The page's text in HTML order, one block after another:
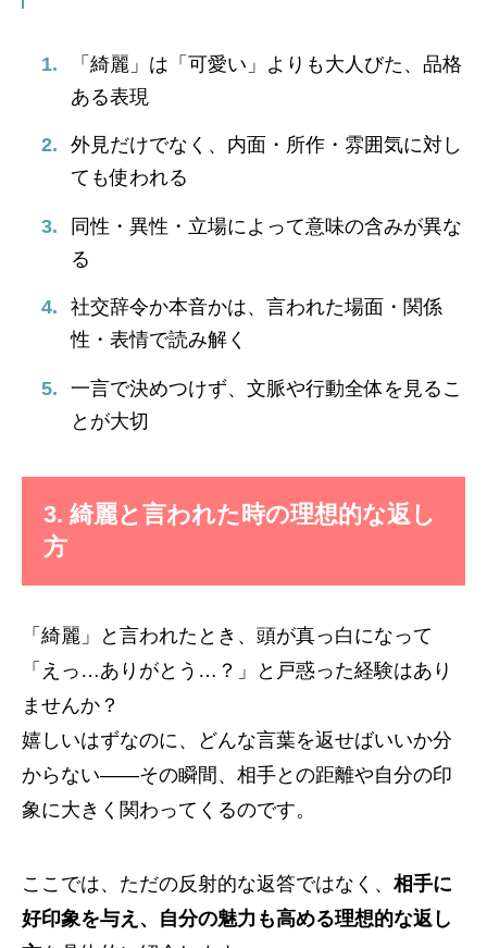
「綺麗」は「可愛い」よりも大人びた、品格
ある表現
外見だけでなく、内面・所作・雰囲気に対し
ても使われる
同性・異性・立場によって意味の含みが異な
る
社交辞令か本音かは、言われた場面・関係
性・表情で読み解く
一言で決めつけず、文脈や行動全体を見るこ
とが大切
3. 綺麗と言われた時の理想的な返し
方
「綺麗」と言われたとき、頭が真っ白になって
「えっ…ありがとう…？」と戸惑った経験はあり
ませんか？
嬉しいはずなのに、どんな言葉を返せばいいか分
からない――その瞬間、相手との距離や自分の印
象に大きく関わってくるのです。
ここでは、ただの反射的な返答ではなく、 相手に
好印象を与え、自分の魅力も高める理想的な返し